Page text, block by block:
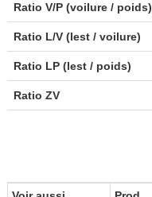
Ratio V/P (voilure / poids)
Ratio L/V (lest / voilure)
Ratio LP (lest / poids)
Ratio ZV